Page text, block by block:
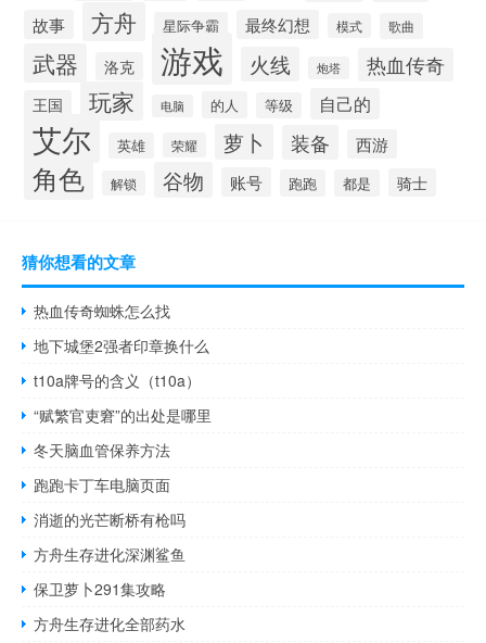
故事 方舟 星际争霸 最终幻想 模式 歌曲
武器 洛克 游戏 火线 炮塔 热血传奇
王国 玩家 电脑 的人 等级 自己的
艾尔 英雄 荣耀 萝卜 装备 西游
角色 解锁 谷物 账号 跑跑 都是 骑士
猜你想看的文章
热血传奇蜘蛛怎么找
地下城堡2强者印章换什么
t10a牌号的含义（t10a）
“赋繁官吏窘”的出处是哪里
冬天脑血管保养方法
跑跑卡丁车电脑页面
消逝的光芒断桥有枪吗
方舟生存进化深渊鲨鱼
保卫萝卜291集攻略
方舟生存进化全部药水